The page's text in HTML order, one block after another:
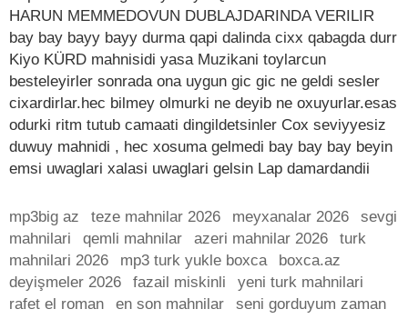
HARUN MEMMEDOVUN DUBLAJDARINDA VERILIR
bay bay bayy bayy durma qapi dalinda cixx qabagda durr
Kiyo KÜRD mahnisidi yasa Muzikani toylarcun
besteleyirler sonrada ona uygun gic gic ne geldi sesler
cixardirlar.hec bilmey olmurki ne deyib ne oxuyurlar.esas
odurki ritm tutub camaati dingildetsinler Cox seviyyesiz
duwuy mahnidi , hec xosuma gelmedi bay bay bay beyin
emsi uwaglari xalasi uwaglari gelsin Lap damardandii
mp3big az teze mahnilar 2026 meyxanalar 2026
sevgi
mahnilari
qemli mahnilar azeri mahnilar 2026
turk
mahnilari 2026
mp3 turk yukle boxca
boxca.az
deyişmeler 2026
fazail miskinli
yeni turk mahnilari
rafet el roman
en son mahnilar
seni gorduyum zaman